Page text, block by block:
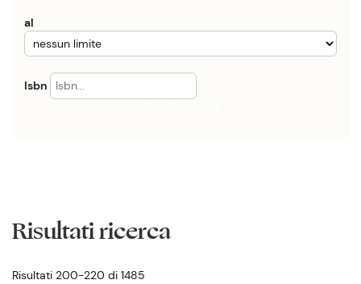
al
Isbn
Risultati ricerca
Risultati 200-220 di 1485